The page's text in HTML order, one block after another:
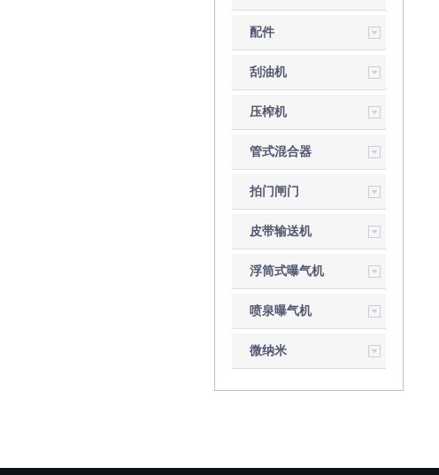
配件
刮油机
压榨机
管式混合器
拍门闸门
皮带输送机
浮筒式曝气机
喷泉曝气机
微纳米